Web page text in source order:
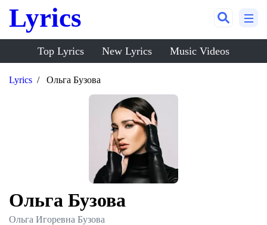
Lyrics
Top Lyrics New Lyrics Music Videos
Lyrics Ольга Бузова
Ольга Бузова
Ольга Игоревна Бузова